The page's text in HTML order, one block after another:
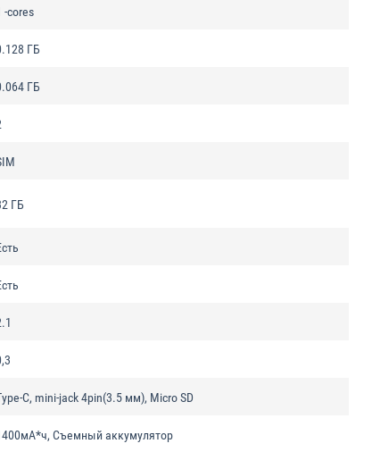
-cores
ГБ
ГБ
ГБ
C, mini-jack 4pin(3.5 мм), Micro SD
Съемный аккумулятор